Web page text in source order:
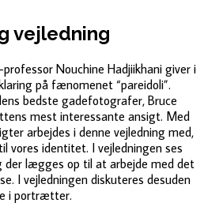
vejledning
Nouchine Hadjiikhani giver i
på fænomenet “pareidoli”.
bedste gadefotografer, Bruce
mest interessante ansigt. Med
arbejdes i denne vejledning med,
vores identitet. I vejledningen ses
lægges op til at arbejde med det
I vejledningen diskuteres desuden
i portrætter.